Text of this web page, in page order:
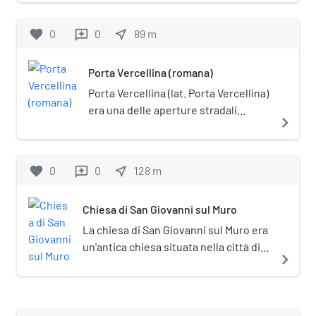
scritti di San Carlo Borromeo, era un
nell'attuale piazza Santi Pietro e Lino,
favorite 0 reviews 0 near_me 89 m
Porta Vercellina (romana)
Porta Vercellina (lat. Porta Vercellina)
era una delle aperture stradali
della città di Mediolanum, l'odierna
di Milano del 1162.
navigate_next
favorite 0 reviews 0 near_me 128 m
Chiesa di San Giovanni sul Muro
La chiesa di San Giovanni sul Muro era
un'antica chiesa situata nella città di
Giovanni sul Muro, lungo le mura
navigate_next